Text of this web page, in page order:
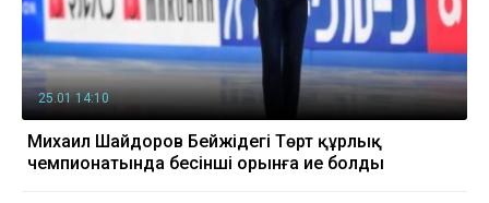
25.01 14:10
Михаил Шайдоров Бейжіңдегі Төрт құрлық
чемпионатында бесінші орынға ие болды